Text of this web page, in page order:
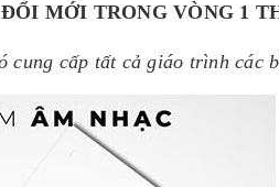
ĐỔI MỚI TRONG VÒNG 1
cung cấp tất cả giáo trình các